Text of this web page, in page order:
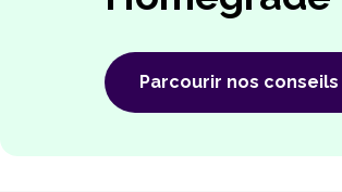
Parcourir nos conseils